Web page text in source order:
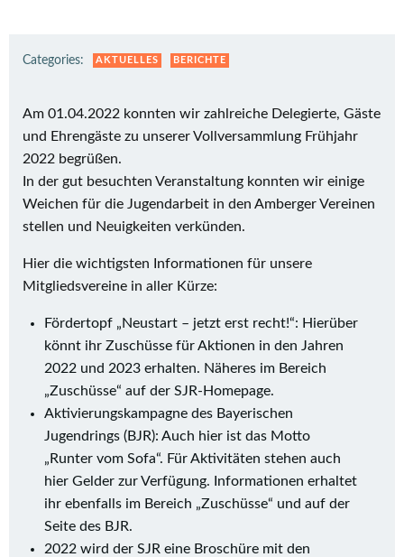
Categories: AKTUELLES BERICHTE
Am 01.04.2022 konnten wir zahlreiche Delegierte, Gäste
und Ehrengäste zu unserer Vollversammlung Frühjahr
2022 begrüßen.
In der gut besuchten Veranstaltung konnten wir einige
Weichen für die Jugendarbeit in den Amberger Vereinen
stellen und Neuigkeiten verkünden.
Hier die wichtigsten Informationen für unsere
Mitgliedsvereine in aller Kürze:
Fördertopf „Neustart – jetzt erst recht!“: Hierüber
könnt ihr Zuschüsse für Aktionen in den Jahren
2022 und 2023 erhalten. Näheres im Bereich
„Zuschüsse“ auf der SJR-Homepage.
Aktivierungskampagne des Bayerischen
Jugendrings (BJR): Auch hier ist das Motto
„Runter vom Sofa“. Für Aktivitäten stehen auch
hier Gelder zur Verfügung. Informationen erhaltet
ihr ebenfalls im Bereich „Zuschüsse“ und auf der
Seite des BJR.
2022 wird der SJR eine Broschüre mit den